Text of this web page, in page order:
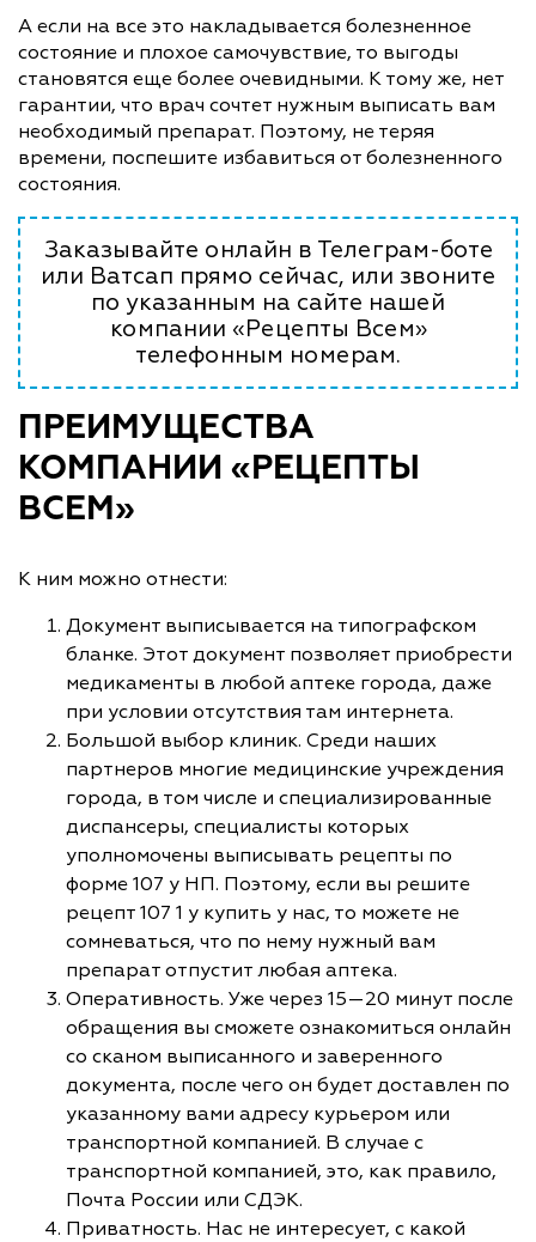
А если на все это накладывается болезненное
состояние и плохое самочувствие, то выгоды
становятся еще более очевидными. К тому же, нет
гарантии, что врач сочтет нужным выписать вам
необходимый препарат. Поэтому, не теряя
времени, поспешите избавиться от болезненного
состояния.
Заказывайте онлайн в Телеграм-боте
или Ватсап прямо сейчас, или звоните
по указанным на сайте нашей
компании «Рецепты Всем»
телефонным номерам.
ПРЕИМУЩЕСТВА
КОМПАНИИ «РЕЦЕПТЫ
ВСЕМ»
К ним можно отнести:
Документ выписывается на типографском
бланке. Этот документ позволяет приобрести
медикаменты в любой аптеке города, даже
при условии отсутствия там интернета.
Большой выбор клиник. Среди наших
партнеров многие медицинские учреждения
города, в том числе и специализированные
диспансеры, специалисты которых
уполномочены выписывать рецепты по
форме 107 у НП. Поэтому, если вы решите
рецепт 107 1 у купить у нас, то можете не
сомневаться, что по нему нужный вам
препарат отпустит любая аптека.
Оперативность. Уже через 15—20 минут после
обращения вы сможете ознакомиться онлайн
со сканом выписанного и заверенного
документа, после чего он будет доставлен по
указанному вами адресу курьером или
транспортной компанией. В случае с
транспортной компанией, это, как правило,
Почта России или СДЭК.
Приватность. Нас не интересует, с какой